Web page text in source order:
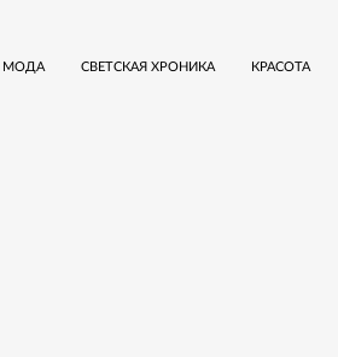
МОДА СВЕТСКАЯ ХРОНИКА КРАСОТА